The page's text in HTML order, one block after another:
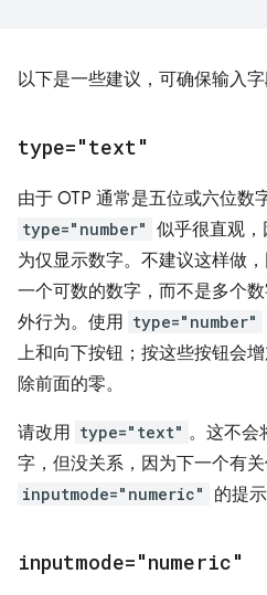
以下是一些建议，可确保输入
type="text"
由于 OTP 通常是五位或六位数
type="number" 似乎很直观
为仅显示数字。不建议这样做
一个可数的数字，而不是多个
外行为。使用 type="number"
上和向下按钮；按这些按钮会
除前面的零。
请改用 type="text" 。这不会
字，但没关系，因为下一个有
inputmode="numeric" 的提
inputmode="numeric"